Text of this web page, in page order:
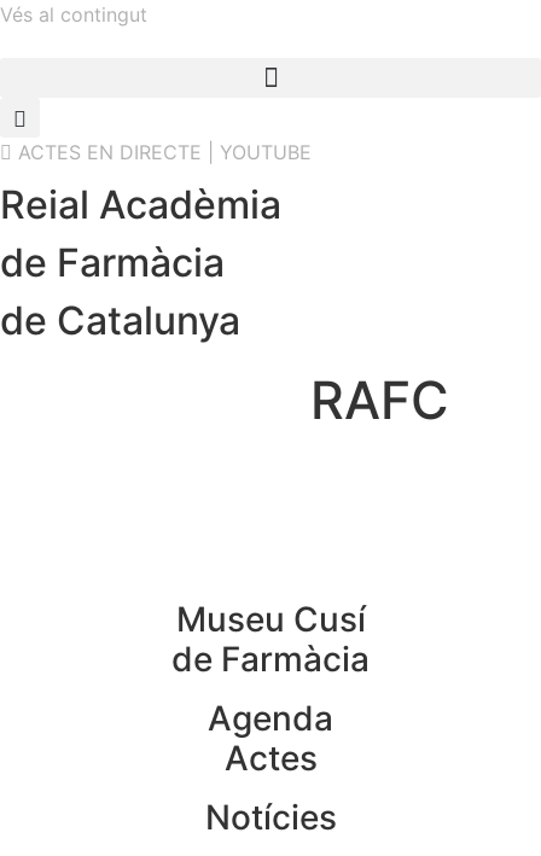
Vés al contingut
ACTES EN DIRECTE | YOUTUBE
Reial Acadèmia
de Farmàcia
de Catalunya
RAFC
Museu Cusí
de Farmàcia
Agenda
Actes
Notícies